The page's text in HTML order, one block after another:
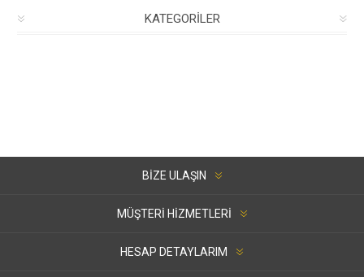
KATEGORILER
BIZE ULAŞIN
MÜŞTERI HIZMETLERI
HESAP DETAYLARIM